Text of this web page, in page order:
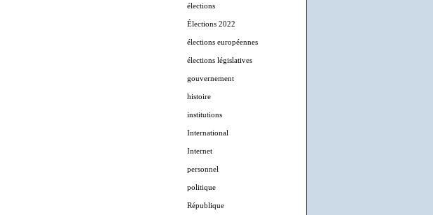
élections
Élections 2022
élections européennes
élections législatives
gouvernement
histoire
institutions
International
Internet
personnel
politique
République